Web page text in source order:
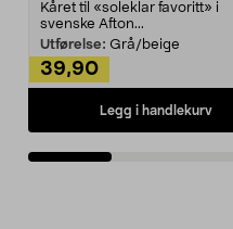
Kåret til «soleklar favoritt» i
svenske Afton...
Utførelse: Grå/beige
39,90
Legg i handlekurv